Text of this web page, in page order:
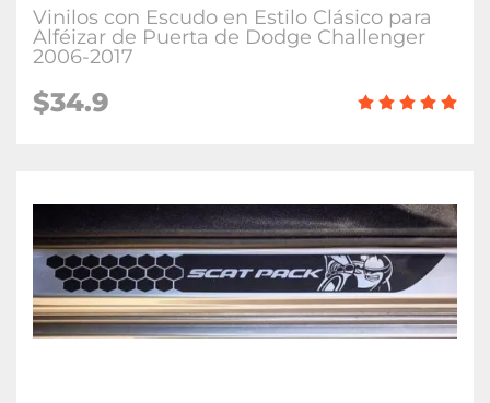
Vinilos con Escudo en Estilo Clásico para
Alféizar de Puerta de Dodge Challenger
2006-2017
$34.9